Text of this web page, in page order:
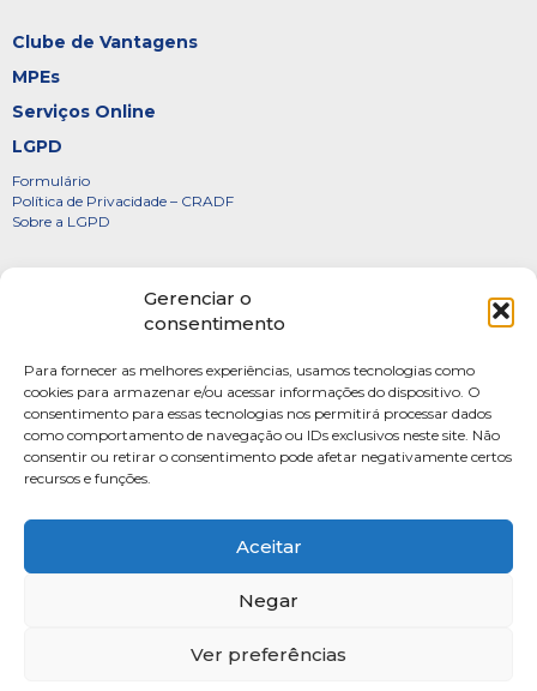
Gerenciar o
consentimento
Para fornecer as melhores experiências, usamos tecnologias como
cookies para armazenar e/ou acessar informações do dispositivo. O
consentimento para essas tecnologias nos permitirá processar dados
como comportamento de navegação ou IDs exclusivos neste site. Não
consentir ou retirar o consentimento pode afetar negativamente certos
recursos e funções.
Aceitar
Negar
Ver preferências
Clube de Vantagens
MPEs
Serviços Online
LGPD
Formulário
Política de Privacidade – CRADF
Sobre a LGPD
Diretoria
FOTOS
Webmail
Artigos
Escritores do Sistema
SAUS Quadra 06, Bloco K, Ed.Belvedere sala 201 Asa Sul Brasilia-DF CEP: 70070-